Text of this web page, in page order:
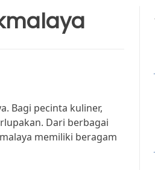
Bagi pecinta kuliner,
Dari berbagai
memiliki beragam